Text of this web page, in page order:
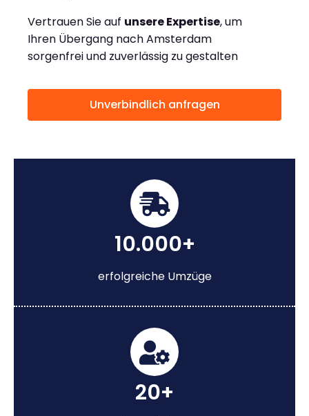
Vertrauen Sie auf unsere Expertise, um
Ihren Übergang nach Amsterdam
sorgenfrei und zuverlässig zu gestalten
Unverbindlich anfragen
10.000+
erfolgreiche Umzüge
20+